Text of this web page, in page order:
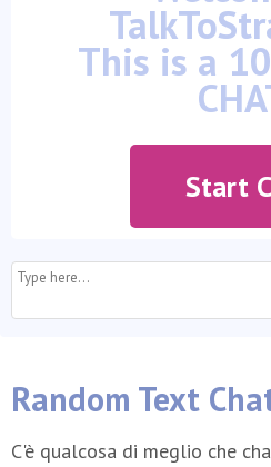
This is a
Start
Random Text
C'è qualcosa di meglio che